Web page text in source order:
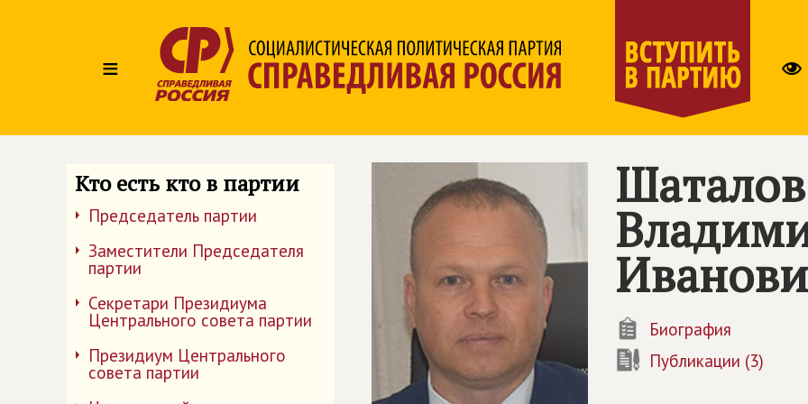
≡
Кто есть кто в партии
Председатель партии
Заместители Председателя
партии
Секретари Президиума
Центрального совета партии
Президиум Центрального
совета партии
Шаталов
Биография
Публикации (3)